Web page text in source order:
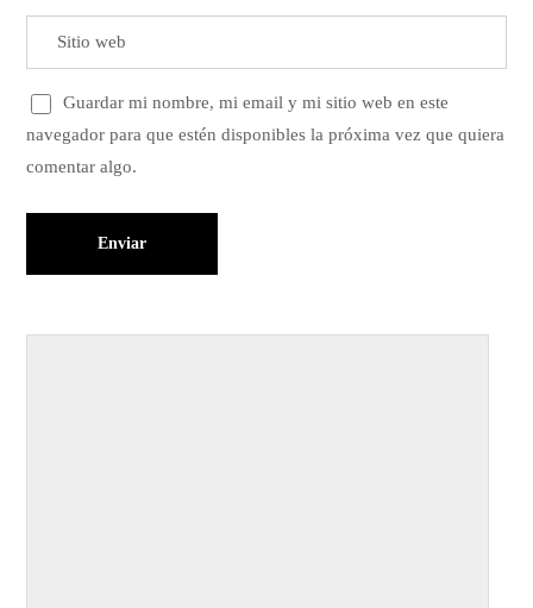
Guardar mi nombre, mi email y mi sitio web en este
navegador para que estén disponibles la próxima vez que quiera
comentar algo.